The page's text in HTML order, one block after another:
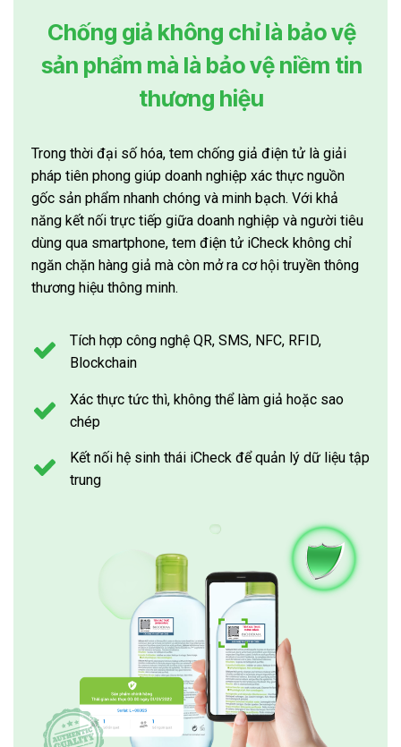
Chống giả không chỉ là bảo vệ
sản phẩm mà là bảo vệ niềm tin
thương hiệu
Trong thời đại số hóa, tem chống giả điện tử là giải
pháp tiên phong giúp doanh nghiệp xác thực nguồn
gốc sản phẩm nhanh chóng và minh bạch. Với khả
năng kết nối trực tiếp giữa doanh nghiệp và người tiêu
dùng qua smartphone, tem điện tử iCheck không chỉ
ngăn chặn hàng giả mà còn mở ra cơ hội truyền thông
thương hiệu thông minh.
Tích hợp công nghệ QR, SMS, NFC, RFID,
Blockchain
Xác thực tức thì, không thể làm giả hoặc sao
chép
Kết nối hệ sinh thái iCheck để quản lý dữ liệu tập
trung